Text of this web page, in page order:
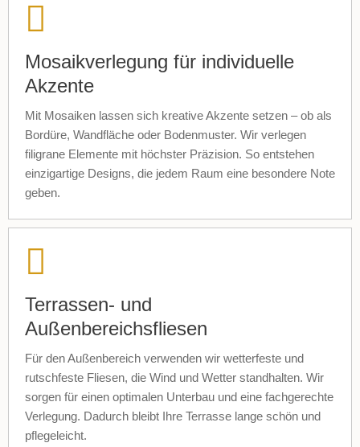
Mosaikverlegung für individuelle
Akzente
Mit Mosaiken lassen sich kreative Akzente setzen – ob als
Bordüre, Wandfläche oder Bodenmuster. Wir verlegen
filigrane Elemente mit höchster Präzision. So entstehen
einzigartige Designs, die jedem Raum eine besondere Note
geben.
Terrassen- und
Außenbereichsfliesen
Für den Außenbereich verwenden wir wetterfeste und
rutschfeste Fliesen, die Wind und Wetter standhalten. Wir
sorgen für einen optimalen Unterbau und eine fachgerechte
Verlegung. Dadurch bleibt Ihre Terrasse lange schön und
pflegeleicht.